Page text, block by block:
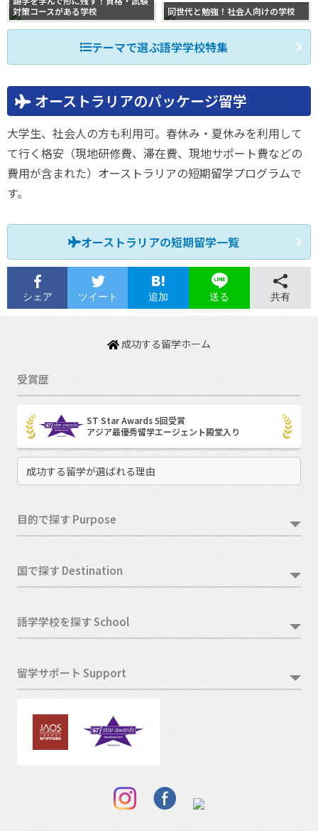
対策コースがある学校
同世代と勉強！社会人向けの学校
テーマで選ぶ語学学校特集
オーストラリアのパッケージ留学
大学生、社会人の方も利用可。春休み・夏休みを利用して
て行く格安（現地研修費、滞在費、現地サポート費などの
費用が含まれた）オーストラリアの短期留学プログラムで
す。
オーストラリアの短期留学一覧
シェア ツイート 追加 送る 共有
成功する留学ホーム
受賞歴
ST Star Awards 5回受賞
アジア最優秀留学エージェント殿堂入り
成功する留学が選ばれる理由
目的で探す Purpose
国で探す Destination
語学学校を探す School
留学サポート Support